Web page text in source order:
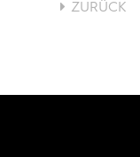
ZURÜCK